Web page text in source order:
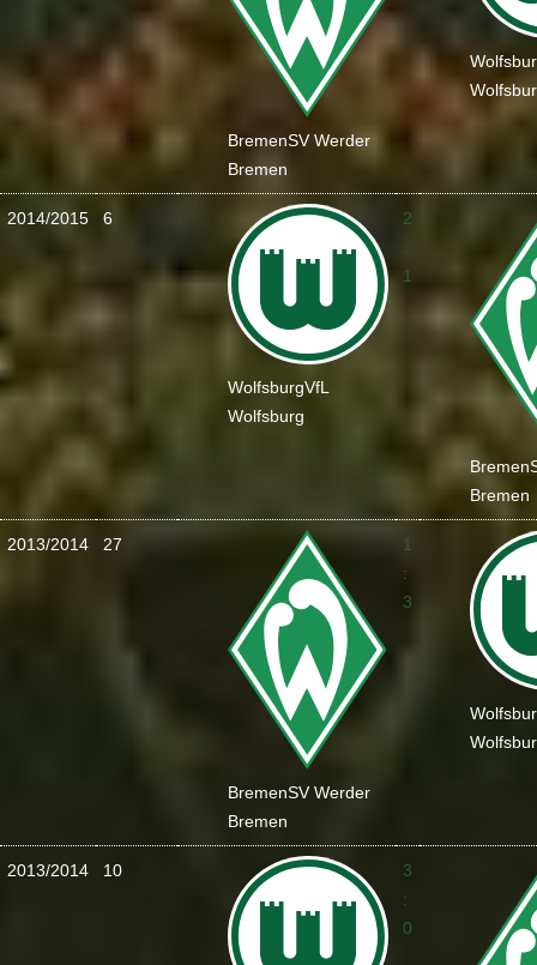
BremenSV Werder
Bremen
2014/2015 6
WolfsburgVfL
Wolfsburg
2
:
1
Bremen
Bremen
2013/2014 27
BremenSV Werder
Bremen
1
:
3
2013/2014 10
3
:
0